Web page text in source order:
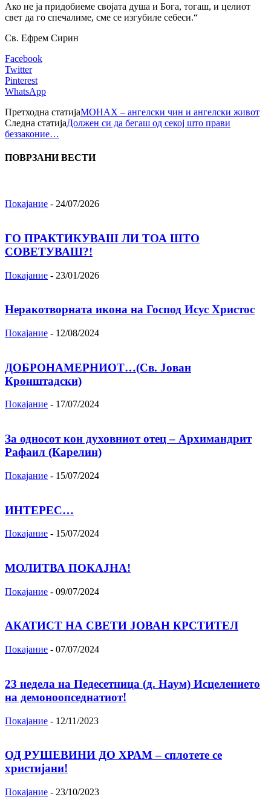
Ако не ја придобиеме својата душа и Бога, тогаш, и целиот
свет да го спечалиме, сме се изгубиле себеси.“
Св. Ефрем Сирин
Facebook
Twitter
Pinterest
WhatsApp
Претходна статијаМОНАХ – ангелски чин и ангелски живот
Следна статијаДолжен си да бегаш од секој што прави
беззаконие…
ПОВРЗАНИ ВЕСТИ
Покајание - 24/07/2026
ГО ПРАКТИКУВАШ ЛИ ТОА ШТО
СОВЕТУВАШ?!
Покајание - 23/01/2026
Неракотворната икона на Господ Исус Христос
Покајание - 12/08/2024
ДОБРОНАМЕРНИОТ…(Св. Јован
Кронштадски)
Покајание - 17/07/2024
За односот кон духовниот отец – Архимандрит
Рафаил (Карелин)
Покајание - 15/07/2024
ИНТЕРЕС…
Покајание - 15/07/2024
МОЛИТВА ПОКАЈНА!
Покајание - 09/07/2024
АКАТИСТ НА СВЕТИ ЈОВАН КРСТИТЕЛ
Покајание - 07/07/2024
23 недела на Педесетница (д. Наум) Исцелението
на демоноопседнатиот!
Покајание - 12/11/2023
ОД РУШЕВИНИ ДО ХРАМ – сплотете се
христијани!
Покајание - 23/10/2023